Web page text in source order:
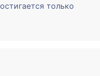
только